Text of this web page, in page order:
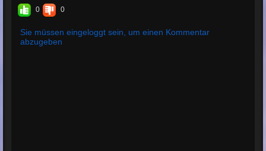
0 0
Sie müssen eingeloggt sein, um einen Kommentar
abzugeben